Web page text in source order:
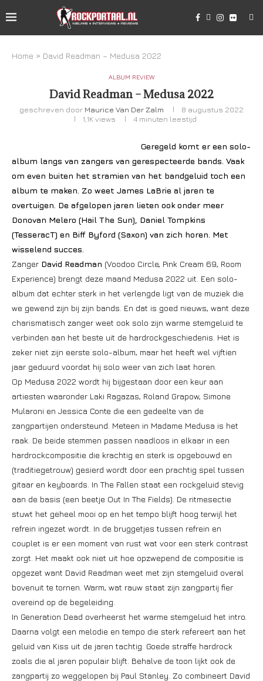
Home » David Readman – Medusa 2022
ALBUM REVIEW
David Readman – Medusa 2022
geschreven door Maurice Van Der Zalm
8 augustus 2022
1,1K views 4 minuten leestijd
Geregeld komt er een solo-
album langs van zangers van gerespecteerde bands. Vaak
om even buiten het stramien van het bandgeluid toch een
album te maken. Zo weet James LaBrie al jaren te
overtuigen. De afgelopen jaren lieten ook onder meer
Donovan Melero (Hail The Sun), Daniel Tompkins
(TesseracT) en Biff Byford (Saxon) van zich horen. Met
wisselend succes.
Zanger David Readman (Voodoo Circle, Pink Cream 69, Room
Experience) brengt deze maand Medusa 2022 uit. Een solo-
album dat echter sterk in het verlengde ligt van de muziek die
we gewend zijn bij zijn bands. En dat is goed nieuws, want deze
charismatisch zanger weet ook solo zijn warme stemgeluid te
verbinden aan het beste uit de hardrockgeschiedenis. Het is
zeker niet zijn eerste solo-album, maar het heeft wel vijftien
jaar geduurd voordat hij solo weer van zich laat horen.
Op Medusa 2022 wordt hij bijgestaan door een keur aan
artiesten waaronder Laki Ragazas, Roland Grapow, Simone
Mularoni en Jessica Conte die een gedeelte van de
zangpartijen ondersteund. Meteen in Madame Medusa is het
raak. De beide stemmen passen naadloos in elkaar in een
hardrockcompositie die krachtig en sterk is opgebouwd en
(traditiegetrouw) gesierd wordt door een prachtig spel tussen
gitaar en keyboards. In The Fallen staat een rockgeluid stevig
aan de basis (een beetje Out In The Fields). De ritmesectie
stuwt het geheel mooi op en het tempo blijft hoog terwijl het
refrein ingezet wordt. In de bruggetjes tussen refrein en
couplet is er een moment van rust wat voor een sterk contrast
zorgt. Het maakt ook niet uit hoe opzwepend de compositie is
opgezet want David Readman weet met zijn stemgeluid overal
bovenuit te tornen. Warm, wat rauw staat zijn zangpartij fier
overeind op de begeleiding.
In Generation Dead overheerst het warme stemgeluid het intro.
Daarna volgt een melodie en tempo die sterk refereert aan het
geluid van Kiss uit de jaren tachtig. Goede straffe hardrock
zoals die al jaren populair blijft. Behalve de toon lijkt ook de
zangpartij zo weggelopen bij Paul Stanley. Zo combineert David